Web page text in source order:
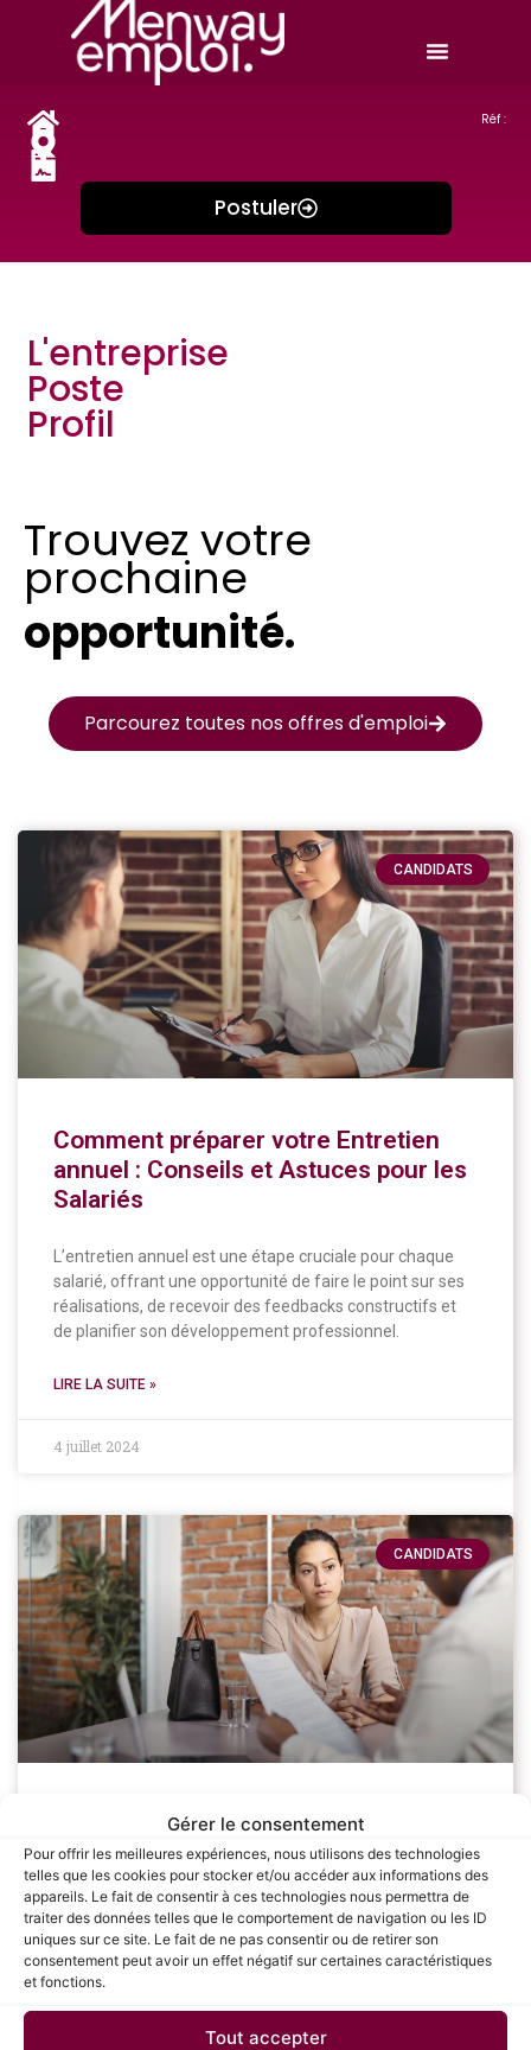
Gérer le consentement
Pour offrir les meilleures expériences, nous utilisons des technologies
telles que les cookies pour stocker et/ou accéder aux informations des
appareils. Le fait de consentir à ces technologies nous permettra de
traiter des données telles que le comportement de navigation ou les ID
uniques sur ce site. Le fait de ne pas consentir ou de retirer son
consentement peut avoir un effet négatif sur certaines caractéristiques
et fonctions.
Tout accepter
Réf :
Postuler
L'entreprise
Poste
Profil
CANDIDATS
Comment préparer votre Entretien
annuel : Conseils et Astuces pour les
Salariés
L’entretien annuel est une étape cruciale pour chaque
salarié, offrant une opportunité de faire le point sur ses
réalisations, de recevoir des feedbacks constructifs et
de planifier son développement professionnel.
LIRE LA SUITE »
4 juillet 2024
CANDIDATS
Les étapes clés pour réussir sa
négociation salariale : Guide complet
pour les candidats
La négociation salariale est une étape cruciale dans le
processus de recrutement, souvent redoutée par de
nombreux candidats. Savoir défendre sa valeur et
obtenir une rémunération juste peut avoir un
Trouvez votre
prochaine
opportunité.
Parcourez toutes nos offres d'emploi